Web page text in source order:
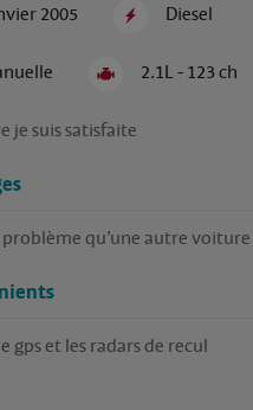
2005 Diesel
2.1L - 123 ch
je suis satisfaite
problème qu’une autre voiture
gps et les radars de recul